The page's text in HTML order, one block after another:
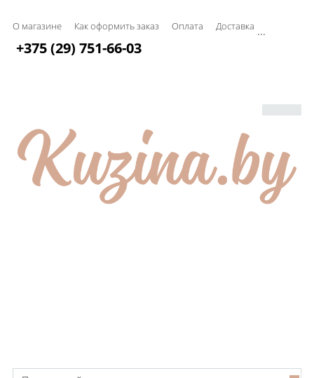
О магазине Как оформить заказ Оплата Доставка ...
+375 (29) 751-66-03